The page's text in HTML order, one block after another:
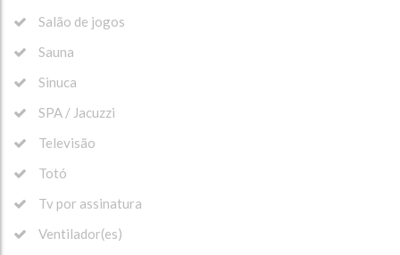
Salão de jogos
Sauna
Sinuca
SPA / Jacuzzi
Televisão
Totó
Tv por assinatura
Ventilador(es)